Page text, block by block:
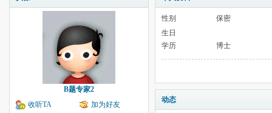
B题专家2
收听TA
加为好友
性别
保密
生日
学历
博士
动态